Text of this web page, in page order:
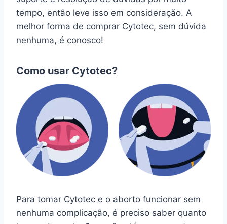
tempo, então leve isso em consideração. A
melhor forma de comprar Cytotec, sem dúvida
nenhuma, é conosco!
Como usar Cytotec?
Para tomar Cytotec e o aborto funcionar sem
nenhuma complicação, é preciso saber quanto